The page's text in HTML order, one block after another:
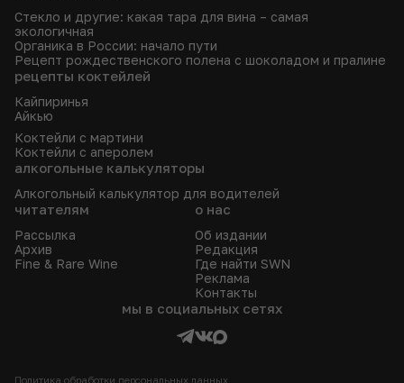
Стекло и другие: какая тара для вина – самая
экологичная
Органика в России: начало пути
Рецепт рождественского полена с шоколадом и пралине
рецепты коктейлей
Кайпиринья
Айкью
Коктейли с мартини
Коктейли с аперолем
алкогольные калькуляторы
Алкогольный калькулятор для водителей
читателям
Рассылка
Архив
Fine & Rare Wine
о нас
Об издании
Редакция
Где найти SWN
Реклама
Контакты
мы в социальных сетях
Политика обработки персональных данных